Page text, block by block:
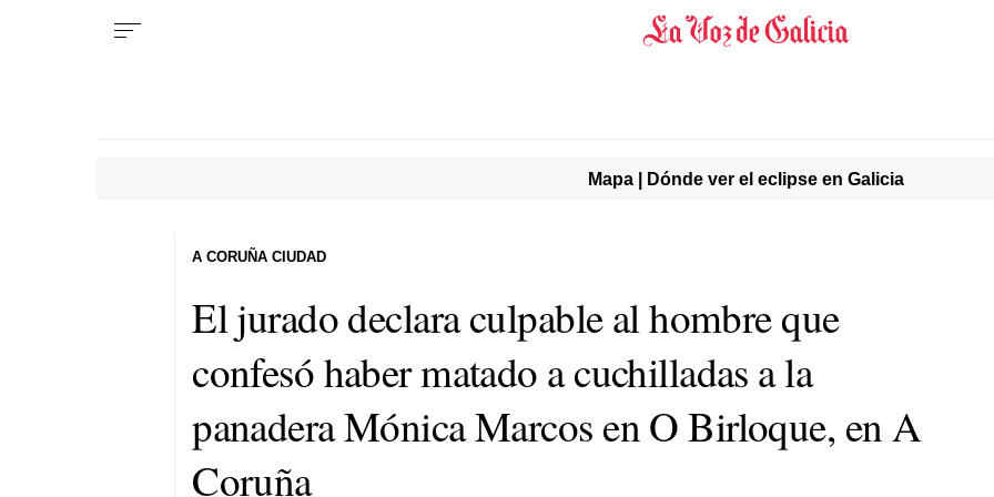
Mapa | Dónde ver el eclipse en Galicia
El jurado declara culpable al hombre que
confesó haber matado a cuchilladas a la
panadera Mónica Marcos en O Birloque, en A
Coruña
A CORUÑA CIUDAD